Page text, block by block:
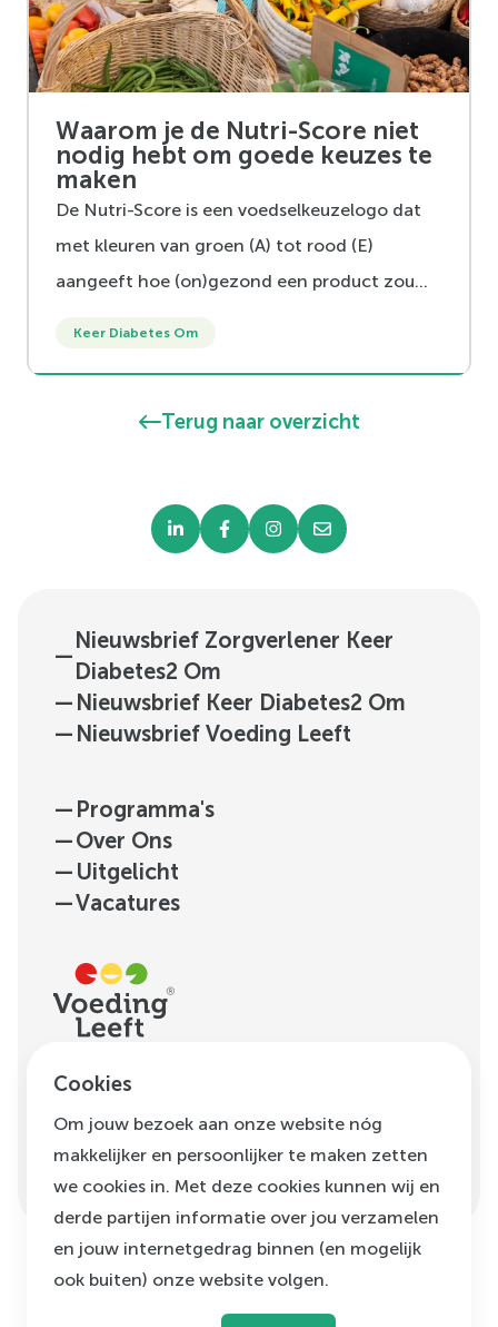
Waarom je de Nutri-Score niet
nodig hebt om goede keuzes te
maken
De Nutri-Score is een voedselkeuzelogo dat
met kleuren van groen (A) tot rood (E)
aangeeft hoe (on)gezond een product zou
daarvoor nodig?
Keer Diabetes Om
Terug naar overzicht
—
Nieuwsbrief Zorgverlener Keer
Diabetes2 Om
— Nieuwsbrief Keer Diabetes2 Om
— Nieuwsbrief Voeding Leeft
— Programma's
—Over Ons
— Uitgelicht
—Vacatures
H.J.E. Wenckebachweg
1096 AM Amsterdam
info@voedingleeft.nl
Voeding Leeft,2026
Cookie beleidKlachtenregeling
Cookies
Om jouw bezoek aan onze website nóg
makkelijker en persoonlijker te maken zetten
we cookies in. Met deze cookies kunnen wij en
derde partijen informatie over jou verzamelen
en jouw internetgedrag binnen (en mogelijk
ook buiten) onze website volgen.